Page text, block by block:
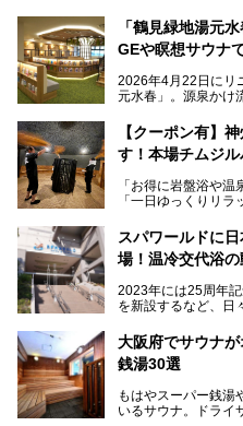
当初の計画から約5
サウナ・岩盤浴・
を融合した、これま
今回はオープン前の
サウナー注目の3種
高い岩盤浴エリア、
スマシンなど、見ど
「鶴見緑地湯元
GEや瞑想サウナ
2026年4月22日にリ
元水春」。源泉かけ
に“一日中くつろげ
今回のリニューアル
見どころが盛りだく
ろん、休日にゆった
本記事では、そんな
紹介します。これか
い。
【クーポン有】
す！本場チムジ
「お得に岩盤浴や温
「一日ゆっくりリラ
利用できる「神州温
あるごの湯は、大阪
チムジルバン（岩盤
タイムまで満喫でき
る迫力ある熱波パフ
のう”体験をしっか
ケやボウリングとい
で“遊び+癒し”の一
スパワールドに
場！温冷交代浴の
2023年には25周年
を新設するなど、日
そんなスパワールド
室や日本最大級140
アルオープン！浴室
大規模リニューアル
オープンイベントに
大阪府でサウナ
銭湯30選
もはやスーパー銭湯
いるサウナ。ドライ